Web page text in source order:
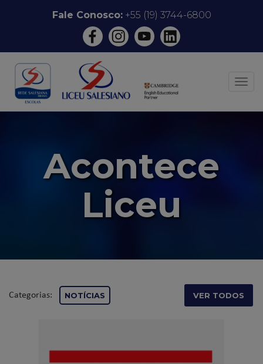
conteúdo
Fale Conosco:+55 (19) 3744-6800
Acontece
Liceu
Categorias: NOTÍCIAS VER TODOS